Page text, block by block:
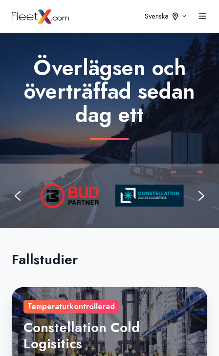
Svenska
Överlägsen och
överträffad sedan
dag ett
Fallstudier
Constellation
Cold
Logisitics
Temperaturkontrollerad
Constellation Cold
Logisitics